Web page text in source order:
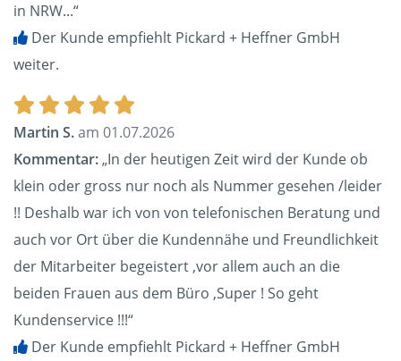
in NRW...“
Der Kunde empfiehlt Pickard + Heffner GmbH
weiter.
Martin S.am 01.07.2026
Kommentar:„In der heutigen Zeit wird der Kunde ob
klein oder gross nur noch als Nummer gesehen /leider
!! Deshalb war ich von von telefonischen Beratung und
auch vor Ort über die Kundennähe und Freundlichkeit
der Mitarbeiter begeistert ,vor allem auch an die
beiden Frauen aus dem Büro ,Super ! So geht
Kundenservice !!!“
Der Kunde empfiehlt Pickard + Heffner GmbH